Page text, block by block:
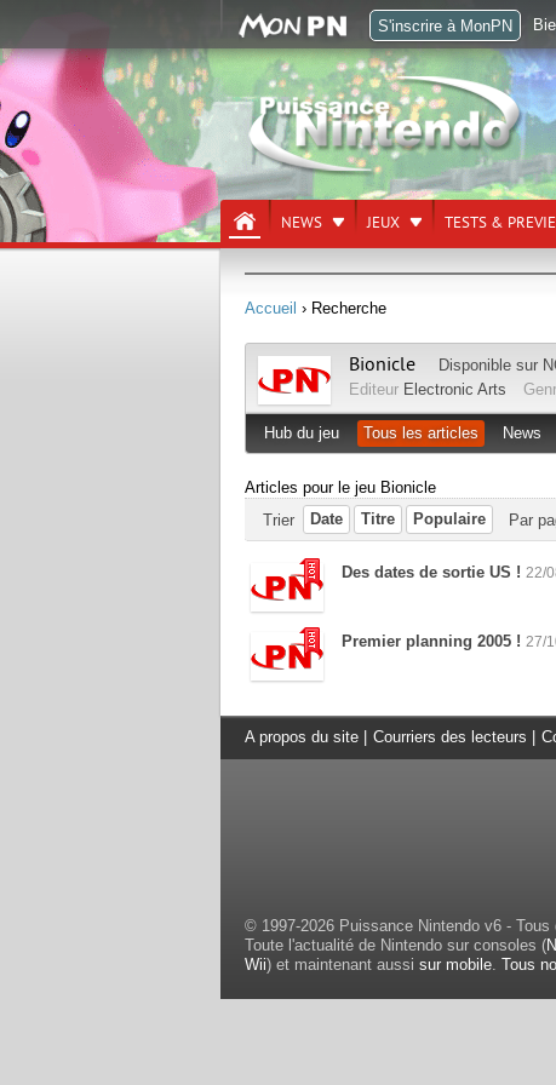
NEWS JEUX TESTS &
Accueil › Recherche
Bionicle Disponible sur
Editeur Electronic Arts
Hub du jeu Tous les articles News
Articles pour le jeu Bionicle
Trier
Date Titre Populaire Par
Des dates de sortie US ! 22/
Premier planning 2005 ! 27/
A propos du site Courriers des lecteurs
© 1997-2026 Puissance Nintendo v6 - Tous
Toute l'actualité de Nintendo sur consoles (
Wii) et maintenant aussi sur mobile. Tous
S'inscrire à MonPN